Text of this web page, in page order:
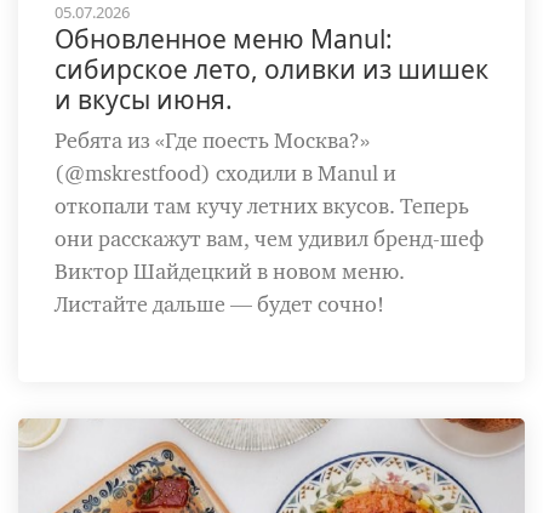
05.07.2026
Обновленное меню Manul:
сибирское лето, оливки из шишек
и вкусы июня.
Ребята из «Где поесть Москва?»
(@mskrestfood) сходили в Manul и
откопали там кучу летних вкусов. Теперь
они расскажут вам, чем удивил бренд-шеф
Виктор Шайдецкий в новом меню.
Листайте дальше — будет сочно!